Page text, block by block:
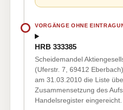
VORGÄNGE OHNE
HRB 333385
Scheidemandel
(Uferstr. 7, 69412
am 31.03.2010 die Liste
Zusammensetzung des
Handelsregister eingereicht.